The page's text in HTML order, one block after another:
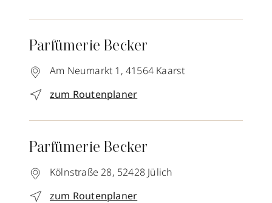
Parfümerie Becker
Am Neumarkt 1, 41564 Kaarst
zum Routenplaner
Parfümerie Becker
Kölnstraße 28, 52428 Jülich
zum Routenplaner